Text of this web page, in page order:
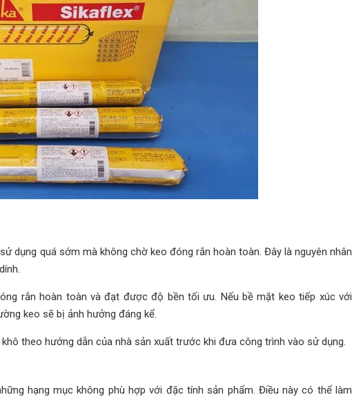
dụng quá sớm mà không chờ keo đóng rắn hoàn toàn. Đây là nguyên nhân
rắn hoàn toàn và đạt được độ bền tối ưu. Nếu bề mặt keo tiếp xúc với
keo sẽ bị ảnh hưởng đáng kể.
theo hướng dẫn của nhà sản xuất trước khi đưa công trình vào sử dụng.
hạng mục không phù hợp với đặc tính sản phẩm. Điều này có thể làm